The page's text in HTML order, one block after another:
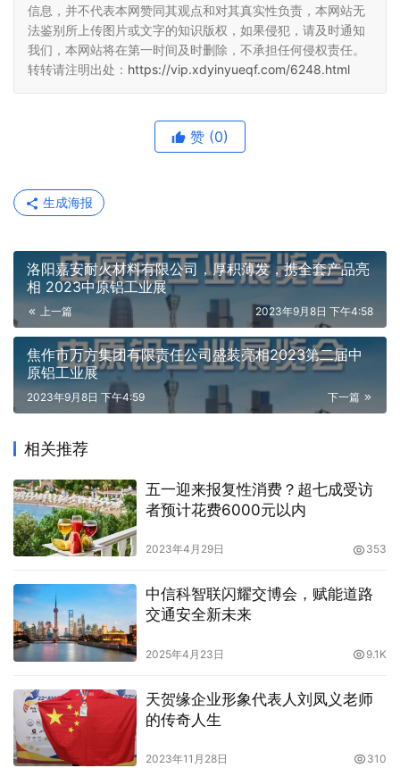
信息，并不代表本网赞同其观点和对其真实性负责，本网站无
法鉴别所上传图片或文字的知识版权，如果侵犯，请及时通知
我们，本网站将在第一时间及时删除，不承担任何侵权责任。
转转请注明出处： https://vip.xdyinyueqf.com/6248.html
赞 (0)
生成海报
洛阳嘉安耐火材料有限公司，厚积薄发，携全套产品亮
相 2023中原铝工业展
上一篇 2023年9月8日 下午4:58
焦作市万方集团有限责任公司盛装亮相2023第二届中
原铝工业展
下一篇
2023年9月8日 下午4:59
相关推荐
五一迎来报复性消费？超七成受访
者预计花费6000元以内
2023年4月29日 353
中信科智联闪耀交博会，赋能道路
交通安全新未来
2025年4月23日 9.1K
天贺缘企业形象代表人刘凤义老师
的传奇人生
2023年11月28日 310